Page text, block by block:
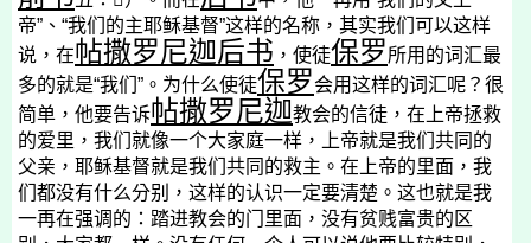
帝”、“我们的主耶稣基督”这样的名称，其实我们可以这样
说，在帖撒罗尼迦后书 ，使徒保罗所用的词汇最
多的就是“我们”。为什么使徒保罗会用这样的词汇呢？很
简单，他要告诉帖撒罗尼迦教会的信徒，在上帝拯救
的爱里，我们就像一个大家庭一样，上帝就是我们共同的
父亲，耶稣基督就是我们共同的救主。在上帝的里面，我
们都没有什么分别，这样的认识一定要清楚。这也就是我
一再在强调的：踏进教会的门里面，没有贫贱富贵的区